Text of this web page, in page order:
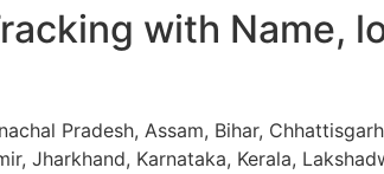
with Name,
Pradesh, Assam, Bihar,
Jharkhand, Karnataka, Kerala,